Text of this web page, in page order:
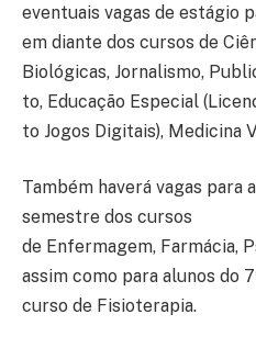
eventuais vagas de estágio
em diante dos cursos de
Biológicas, Jornalismo,
to, Educação Especial
to Jogos Digitais), Medicina
Também haverá vagas para
semestre dos cursos
de Enfermagem, Farmácia,
assim como para alunos do
curso de Fisioterapia.